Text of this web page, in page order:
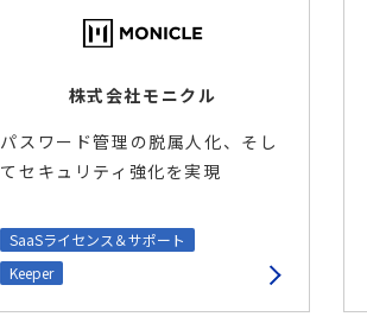
株式会社モニクル
パスワード管理の脱属人化、そし
てセキュリティ強化を実現
SaaSライセンス＆サポート
Keeper